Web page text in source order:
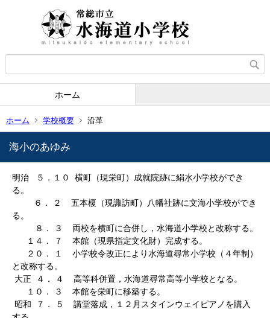
ホーム
ホーム 学校概要 沿革
海小のあゆみ
明治 ５．１０ 横町（現栄町）成就院跡に絹水小学校ができ
る。
６． ２ 五本榎（現諏訪町）八幡社跡に文海小学校ができ
る。
８． ３ 両校を横町に合併し，水海道小学校と改称する。
１４． ７ 本館（現県指定文化財）完成する。
２０． １ 小学校令改正により水海道尋常小学校（４年制）
と改称する。
大正 ４． ４ 高等科併置，水海道尋常高等小学校となる。
１０． ３ 本館を栄町に移築する。
昭和 ７． ５ 講堂落成，１２月スタインウェイピアノを購入